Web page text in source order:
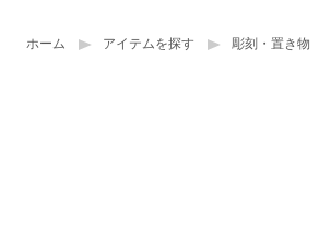
ホーム アイテムを探す 彫刻・置き物